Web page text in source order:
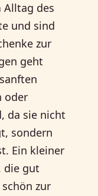
Alltag des
und sind
zur
geht
oder
da sie nicht
sondern
Ein kleiner
die gut
zur